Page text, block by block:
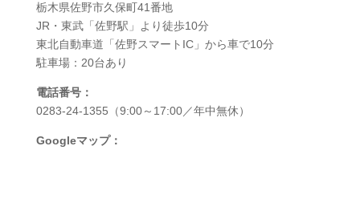
栃木県佐野市久保町41番地
JR・東武「佐野駅」より徒歩10分
東北自動車道「佐野スマートIC」から車で10分
駐車場：20台あり
電話番号：
0283-24-1355（9:00～17:00／年中無休）
Googleマップ：